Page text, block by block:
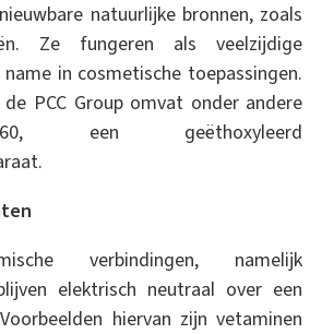
natuurlijke bronnen, zoals
Ze fungeren als veelzijdige
in cosmetische toepassingen.
PCC Group omvat onder andere
een geëthoxyleerd
verbindingen, namelijk
elektrisch neutraal over een
hiervan zijn vetaminen